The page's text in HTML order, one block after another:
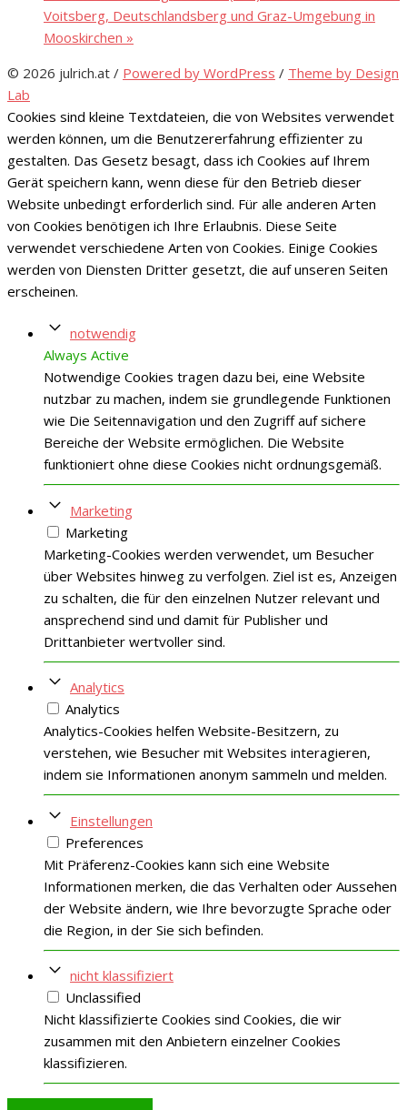
Voitsberg, Deutschlandsberg und Graz-Umgebung in
Mooskirchen »
© 2026 julrich.at / Powered by WordPress / Theme by Design
Lab
Cookies sind kleine Textdateien, die von Websites verwendet
werden können, um die Benutzererfahrung effizienter zu
gestalten. Das Gesetz besagt, dass ich Cookies auf Ihrem
Gerät speichern kann, wenn diese für den Betrieb dieser
Website unbedingt erforderlich sind. Für alle anderen Arten
von Cookies benötigen ich Ihre Erlaubnis. Diese Seite
verwendet verschiedene Arten von Cookies. Einige Cookies
werden von Diensten Dritter gesetzt, die auf unseren Seiten
erscheinen.
notwendig
Always Active
Notwendige Cookies tragen dazu bei, eine Website
nutzbar zu machen, indem sie grundlegende Funktionen
wie Die Seitennavigation und den Zugriff auf sichere
Bereiche der Website ermöglichen. Die Website
funktioniert ohne diese Cookies nicht ordnungsgemäß.
Marketing
Marketing
Marketing-Cookies werden verwendet, um Besucher
über Websites hinweg zu verfolgen. Ziel ist es, Anzeigen
zu schalten, die für den einzelnen Nutzer relevant und
ansprechend sind und damit für Publisher und
Drittanbieter wertvoller sind.
Analytics
Analytics
Analytics-Cookies helfen Website-Besitzern, zu
verstehen, wie Besucher mit Websites interagieren,
indem sie Informationen anonym sammeln und melden.
Einstellungen
Preferences
Mit Präferenz-Cookies kann sich eine Website
Informationen merken, die das Verhalten oder Aussehen
der Website ändern, wie Ihre bevorzugte Sprache oder
die Region, in der Sie sich befinden.
nicht klassifiziert
Unclassified
Nicht klassifizierte Cookies sind Cookies, die wir
zusammen mit den Anbietern einzelner Cookies
klassifizieren.